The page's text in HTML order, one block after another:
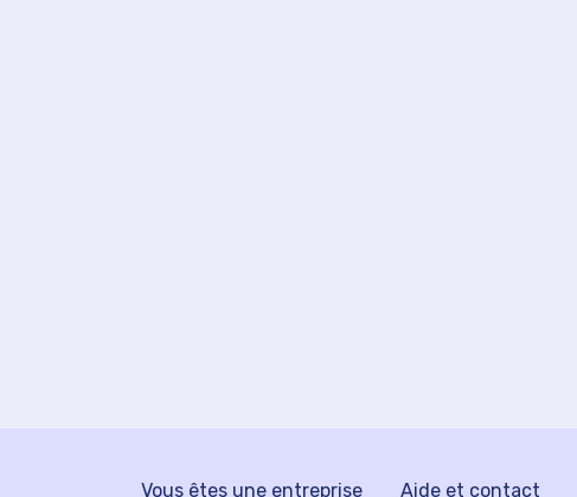
Vous êtes une entreprise Aide et contact